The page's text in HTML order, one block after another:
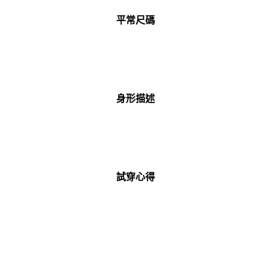
平常尺碼
身形描述
試穿心得